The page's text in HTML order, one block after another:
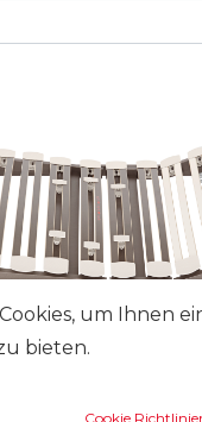
um Ihnen
bieten.
Cookie